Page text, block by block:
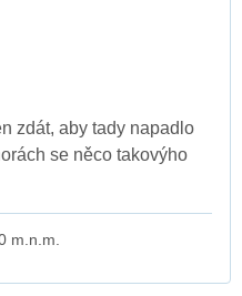
zdát, aby tady napadlo
se něco takovýho
m.n.m.